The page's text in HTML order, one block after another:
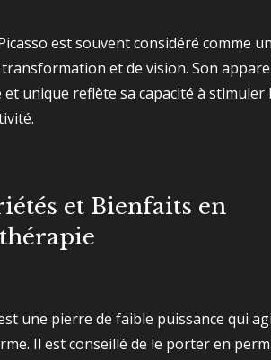
est souvent considéré comme
et de vision. Son
unique reflète sa capacité à
et Bienfaits en
une pierre de faible puissance qui
Il est conseillé de le porter en